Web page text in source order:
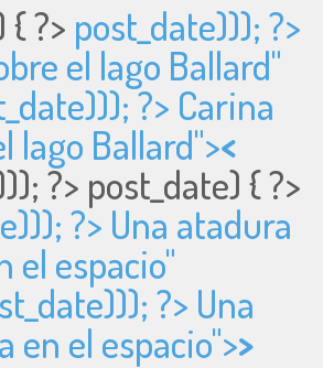
{ ?> post_date))); ?>
el lago Ballard"
?> Carina
lago Ballard"><
?> post_date) { ?>
?> Una atadura
el espacio"
?> Una
en el espacio">>